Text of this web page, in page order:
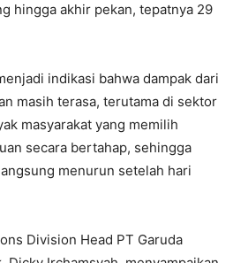
hingga akhir pekan, tepatnya 29
indikasi bahwa dampak dari
masih terasa, terutama di sektor
masyarakat yang memilih
secara bertahap, sehingga
menurun setelah hari
Division Head PT Garuda